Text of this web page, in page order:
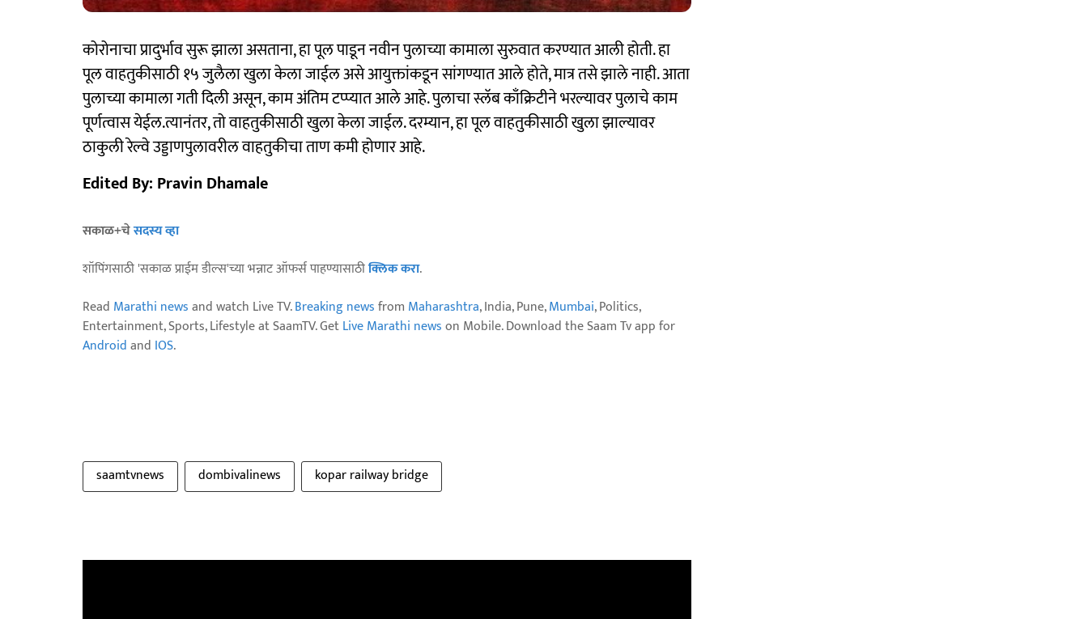
कोरोनाचा प्रादुर्भाव सुरू झाला असताना, हा पूल पाडून नवीन पुलाच्या कामाला सुरुवात करण्यात आली होती. हा
पूल वाहतुकीसाठी १५ जुलैला खुला केला जाईल असे आयुक्तांकडून सांगण्यात आले होते, मात्र तसे झाले नाही. आता
पुलाच्या कामाला गती दिली असून, काम अंतिम टप्प्यात आले आहे. पुलाचा स्लॅब काँक्रिटीने भरल्यावर पुलाचे काम
पूर्णत्वास येईल.त्यानंतर, तो वाहतुकीसाठी खुला केला जाईल. दरम्यान, हा पूल वाहतुकीसाठी खुला झाल्यावर
ठाकुली रेल्वे उड्डाणपुलावरील वाहतुकीचा ताण कमी होणार आहे.
Edited By: Pravin Dhamale
सकाळ+चेसदस्य व्हा
शॉपिंगसाठी 'सकाळ प्राईम डील्स'च्या भन्नाट ऑफर्स पाहण्यासाठीक्लिक करा.
Read Marathi newsand watch Live TV.Breaking newsfrom Maharashtra, India, Pune,Mumbai, Politics,
Entertainment, Sports, Lifestyle at SaamTV. GetLive Marathi newson Mobile. Download the Saam Tv app for
Androidand IOS.
saamtvnews dombivalinews kopar railway bridge